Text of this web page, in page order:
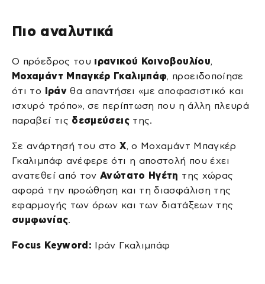
Πιο αναλυτικά
Ο πρόεδρος του ιρανικού Κοινοβουλίου,
Μοχαμάντ Μπαγκέρ Γκαλιμπάφ, προειδοποίησε
ότι το
Ιράνθα απαντήσει «με αποφασιστικό και
ισχυρό τρόπο», σε περίπτωση που η άλλη πλευρά
παραβεί τις δεσμεύσειςτης.
Σε ανάρτησή του στοX, ο Μοχαμάντ Μπαγκέρ
Γκαλιμπάφ ανέφερε ότι η αποστολή που έχει
ανατεθεί από τονΑνώτατο Ηγέτη της χώρας
αφορά την προώθηση και τη διασφάλιση της
εφαρμογής των όρων και των διατάξεων της
συμφωνίας.
Focus Keyword: Ιράν Γκαλιμπάφ